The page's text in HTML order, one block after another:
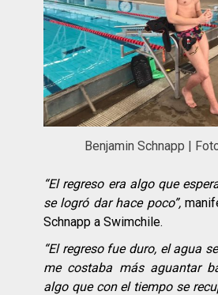
Benjamin Schnapp |
“El regreso era algo que
se logró dar hace poco”,
Schnapp a Swimchile.
“El regreso fue duro, el agua
me costaba más aguantar
algo que con el tiempo se